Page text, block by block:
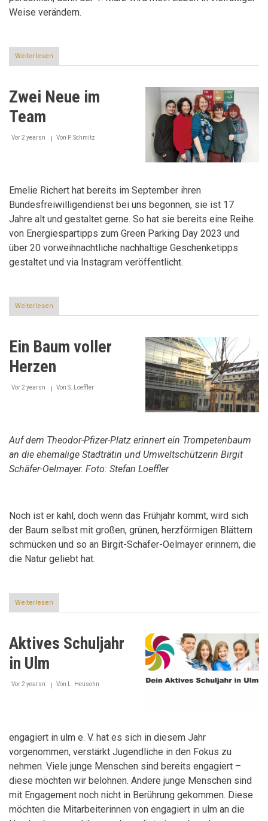
Weise verändern.
Weiterlesen
„Ich
Menschen
einbinden“
Zwei Neue im
Team
Vor 2 yearsn Von P. Schmitz
Emelie Richert hat bereits im September ihren
Bundesfreiwilligendienst bei uns begonnen, sie ist 17
Jahre alt und gestaltet gerne. So hat sie bereits eine Reihe
von Energiespartipps zum Green Parking Day 2023 und
über 20 vorweihnachtliche nachhaltige Geschenketipps
gestaltet und via Instagram veröffentlicht.
Weiterlesen
Zwei
Team
Ein Baum voller
Herzen
Vor 2 yearsn Von S. Loeffler
Auf dem Theodor-Pfizer-Platz erinnert ein Trompetenbaum
an die ehemalige Stadträtin und Umweltschützerin Birgit
Schäfer-Oelmayer. Foto: Stefan Loeffler
Noch ist er kahl, doch wenn das Frühjahr kommt, wird sich
der Baum selbst mit großen, grünen, herzförmigen Blättern
schmücken und so an Birgit-Schäfer-Oelmayer erinnern, die
die Natur geliebt hat.
Weiterlesen
Ein
Herzen
Aktives Schuljahr
in Ulm
Vor 2 yearsn Von L. Heusohn
engagiert in ulm e. V. hat es sich in diesem Jahr
vorgenommen, verstärkt Jugendliche in den Fokus zu
nehmen. Viele junge Menschen sind bereits engagiert –
diese möchten wir belohnen. Andere junge Menschen sind
mit Engagement noch nicht in Berührung gekommen. Diese
möchten die Mitarbeiterinnen von engagiert in ulm an die